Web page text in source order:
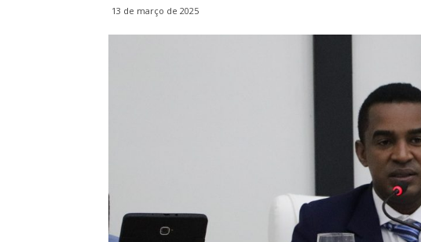
13 de março de 2025